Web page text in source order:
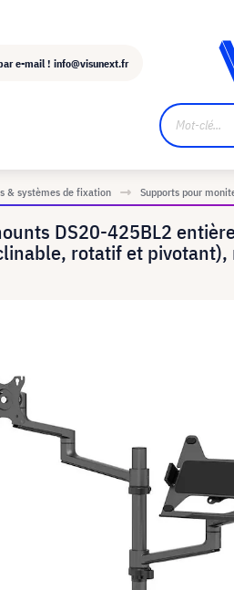
e-mail ! info@visunext.fr
& systèmes de fixation Supports pour
DS20-425BL2
rotatif et pivotant),